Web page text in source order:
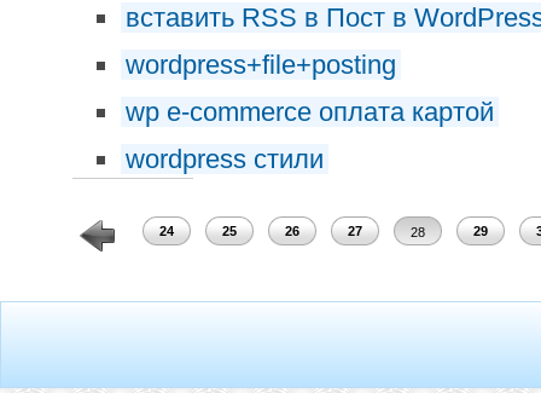
вставить RSS в Пост в
wordpress+file+posting
wp e-commerce оплата картой
wordpress стили
23 24 25 26 27 28 29